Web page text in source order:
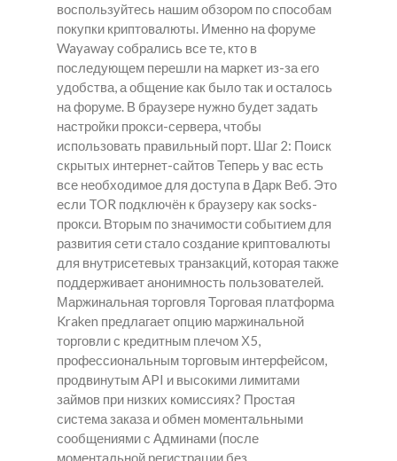
воспользуйтесь нашим обзором по способам
покупки криптовалюты. Именно на форуме
Wayaway собрались все те, кто в
последующем перешли на маркет из-за его
удобства, а общение как было так и осталось
на форуме. В браузере нужно будет задать
настройки прокси-сервера, чтобы
использовать правильный порт. Шаг 2: Поиск
скрытых интернет-сайтов Теперь у вас есть
все необходимое для доступа в Дарк Веб. Это
если TOR подключён к браузеру как socks-
прокси. Вторым по значимости событием для
развития сети стало создание криптовалюты
для внутрисетевых транзакций, которая также
поддерживает анонимность пользователей.
Маржинальная торговля Торговая платформа
Kraken предлагает опцию маржинальной
торговли с кредитным плечом Х5,
профессиональным торговым интерфейсом,
продвинутым API и высокими лимитами
займов при низких комиссиях? Простая
система заказа и обмен моментальными
сообщениями с Админами (после
моментальной регистрации без